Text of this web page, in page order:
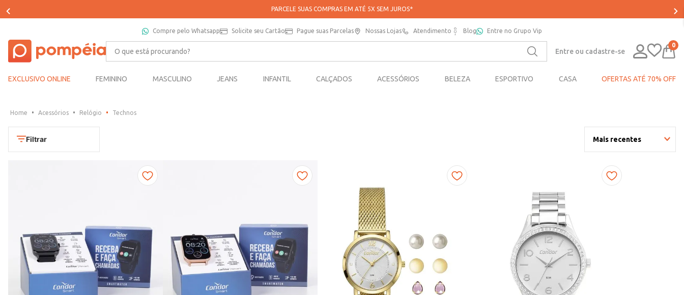
PARCELE SUAS COMPRAS EM ATÉ 5X SEM JUROS*
Compre pelo Whatsapp Solicite seu Cartão Pague suas Parcelas Nossas Lojas Atendimento Blog Entre no Grupo Vip
O que está procurando?
Entre ou cadastre-se
0
EXCLUSIVO ONLINE FEMININO MASCULINO JEANS INFANTIL CALÇADOS ACESSÓRIOS BELEZA ESPORTIVO CASA OFERTAS ATÉ 70% OFF
Acessórios Relógio Technos
Filtrar Mais recentes
UN
Mormaii
Casio
Gang
Prata
Preto
Rose
Estilo